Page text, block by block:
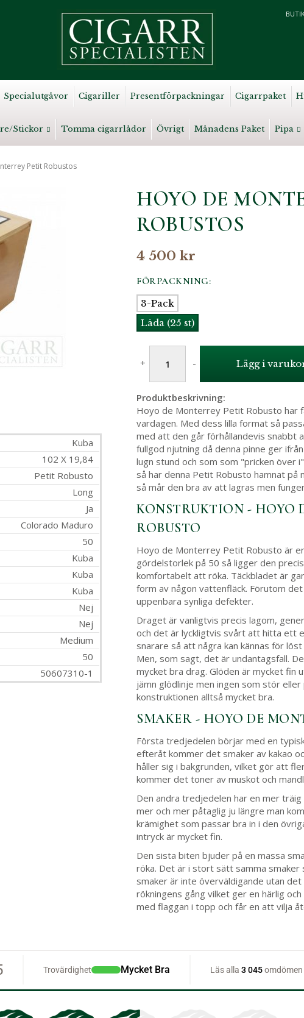
Specialutgåvor Cigariller Presentförpackningar Cigarrpaket
Stickor Tomma cigarrlådor Övrigt Månadens Paket Pipa
Petit Robustos
HOYO DE
ROBUSTOS
4 500 kr
FÖRPACKNING:
3-Pack
Låda (25 st)
+ - Lägg i
Produktbeskrivning:
Hoyo de Monterrey Petit Robusto har
vardagen. Med dess lilla format så
med att den går förhållandevis snabbt
fullgod njutning då denna pinne ger
lugn stund och som som "pricken över
så har denna Petit Robusto hamnat
så mår den bra av att lagras men
KONSTRUKTION - HOYO
ROBUSTO
Hoyo de Monterrey Petit Robusto är
gördelstorlek på 50 så ligger den
komfortabelt att röka. Täckbladet är
form av någon vattenfläck. Förutom
uppenbara synliga defekter.
Draget är vanligtvis precis lagom,
och det är lyckligtvis svårt att hitta ett
snarare så att några kan kännas för
Men, som sagt, det är undantagsfall.
mycket bra drag. Glöden är mycket fin
jämn glödlinje men ingen som stör
konstruktionen alltså mycket bra.
SMAKER - HOYO DE
Första tredjedelen börjar med en
efteråt kommer det smaker av kakao
håller sig i bakgrunden, vilket gör att
kommer det toner av muskot och
Den andra tredjedelen har en mer
mer och mer påtaglig ju längre man
krämighet som passar bra in i den
intryck är mycket fin.
Den sista biten bjuder på en massa
röka. Det är i stort sätt samma
smaker är inte överväldigande utan
rökningens gång vilket ger en härlig
med flaggan i topp och får en att vilja
Kuba
102 X 19,84
Petit Robusto
Long
Ja
Colorado Maduro
50
Kuba
Kuba
Kuba
Nej
Nej
Medium
50
50607310-1